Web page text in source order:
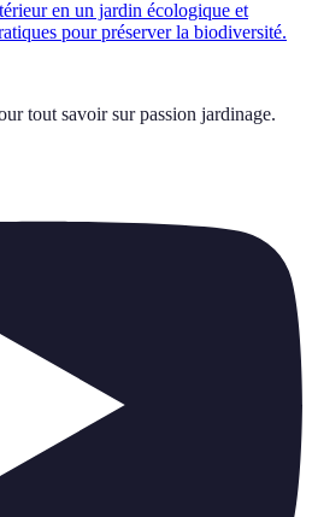
en un jardin écologique et
pour préserver la biodiversité.
tout savoir sur passion jardinage.